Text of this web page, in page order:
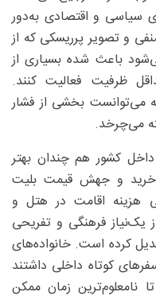
سیاسی و اقتصادی به‌دور
و تصویر پرریسکی که از
باعث شده بسیاری از
ظرفیت فعالیت کنند.
می‌توانست بخشی از فشار
می‌چرخد.
کشور هم چندان بهتر
و جهش قیمت بلیت
هزینه اقامت در هتل و
یک‌نیاز فرهنگی و تفریحی
کرده است. خانواده‌های
کوتاه داخلی داشتند
نامعلوم‌ترین زمان ممکن